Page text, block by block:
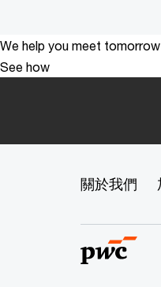
We help you meet
See how
關於我們